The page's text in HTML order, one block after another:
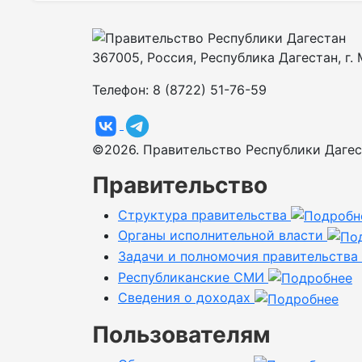
367005, Россия, Республика Дагестан, г.
Телефон: 8 (8722) 51-76-59
©2026. Правительство Республики
Правительство
Структура правительства
Органы исполнительной власти
Задачи и полномочия
Республиканские СМИ
Сведения о доходах
Пользователям